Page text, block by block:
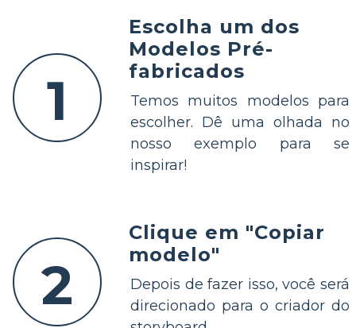
1
Escolha um dos
Modelos Pré-
fabricados
Temos muitos modelos para
escolher. Dê uma olhada no
nosso exemplo para se
inspirar!
2
Clique em "Copiar
modelo"
Depois de fazer isso, você será
direcionado para o criador do